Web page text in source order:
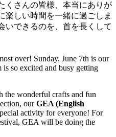
くさんの皆様、本当にありが
楽しい時間を一緒に過ごしま
いできるのを、首を長くして
over! Sunday, June 7th is our
is so excited and busy getting
the wonderful crafts and fun
ourGEA (English
activity for everyone! For
GEA will be doing the